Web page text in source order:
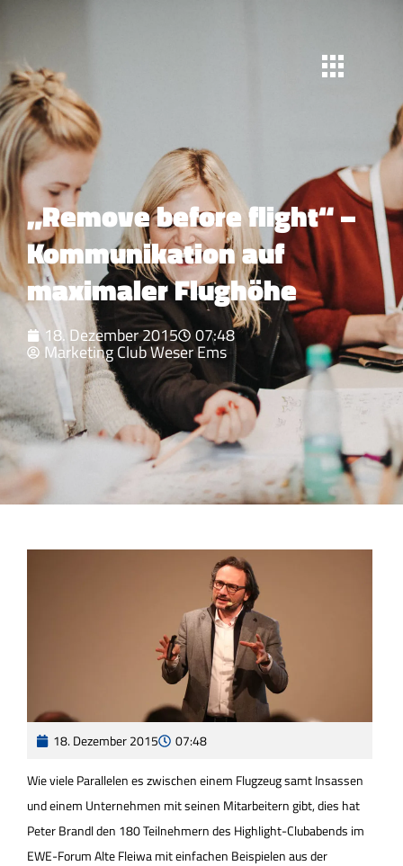
„Remove before flight“ –
Kommunikation auf
maximaler Flughöhe
18. Dezember 2015 07:48
Marketing Club Weser Ems
18. Dezember 2015 07:48
Wie viele Parallelen es zwischen einem Flugzeug samt Insassen
und einem Unternehmen mit seinen Mitarbeitern gibt, dies hat
Peter Brandl den 180 Teilnehmern des Highlight-Clubabends im
EWE-Forum Alte Fleiwa mit einfachen Beispielen aus der